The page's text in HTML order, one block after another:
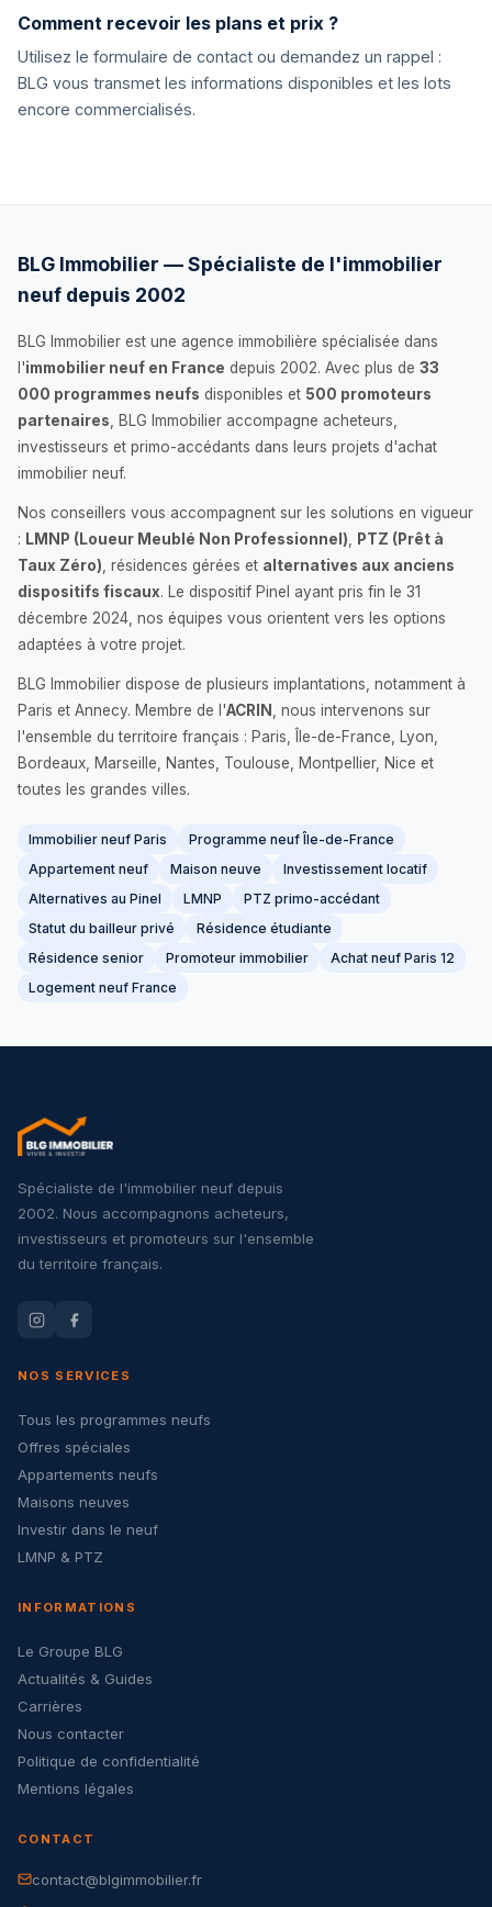
Comment recevoir les plans et prix ?
Utilisez le formulaire de contact ou demandez un rappel :
BLG vous transmet les informations disponibles et les lots
encore commercialisés.
BLG Immobilier — Spécialiste de l'immobilier
neuf depuis 2002
BLG Immobilier est une agence immobilière spécialisée dans
l'immobilier neuf en France depuis 2002. Avec plus de 33
000 programmes neufs disponibles et 500 promoteurs
partenaires , BLG Immobilier accompagne acheteurs,
investisseurs et primo-accédants dans leurs projets d'achat
immobilier neuf.
Nos conseillers vous accompagnent sur les solutions en vigueur
: LMNP (Loueur Meublé Non Professionnel)
PTZ (Prêt à
Taux Zéro) , résidences gérées et alternatives aux anciens
dispositifs fiscaux. Le dispositif Pinel ayant pris fin le 31
décembre 2024, nos équipes vous orientent vers les options
adaptées à votre projet.
BLG Immobilier dispose de plusieurs implantations, notamment à
Paris et Annecy. Membre de l'ACRIN
, nous intervenons sur
l'ensemble du territoire français : Paris, Île-de-France, Lyon,
Bordeaux, Marseille, Nantes, Toulouse, Montpellier, Nice et
toutes les grandes villes.
Immobilier neuf Paris
Programme neuf Île-de-France
Appartement neuf
Maison neuve
Investissement locatif
Alternatives au Pinel
LMNP
PTZ primo-accédant
Statut du bailleur privé
Résidence étudiante
Résidence senior
Promoteur immobilier
Achat neuf Paris 12
Logement neuf France
Spécialiste de l'immobilier neuf depuis
2002. Nous accompagnons acheteurs,
investisseurs et promoteurs sur l'ensemble
du territoire français.
NOS SERVICES
Tous les programmes neufs
Offres spéciales
Appartements neufs
Maisons neuves
Investir dans le neuf
LMNP & PTZ
INFORMATIONS
Le Groupe BLG
Actualités & Guides
Carrières
Nous contacter
Politique de confidentialité
Mentions légales
CONTACT
contact@blgimmobilier.fr